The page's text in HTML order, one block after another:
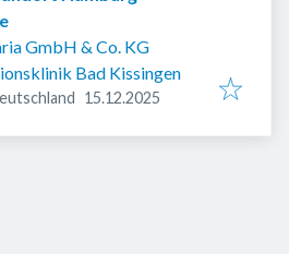
GmbH & Co. KG
Bad Kissingen
Veröffentlicht
15.12.2025